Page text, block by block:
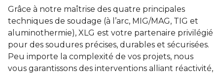
Grâce à notre maîtrise des quatre principales
techniques de soudage (à l’arc, MIG/MAG, TIG et
aluminothermie), XLG est votre partenaire privilégié
pour des soudures précises, durables et sécurisées.
Peu importe la complexité de vos projets, nous
vous garantissons des interventions alliant réactivité,